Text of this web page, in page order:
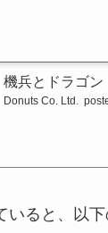
機兵とドラゴン
Donuts Co. Ltd.
いると、以